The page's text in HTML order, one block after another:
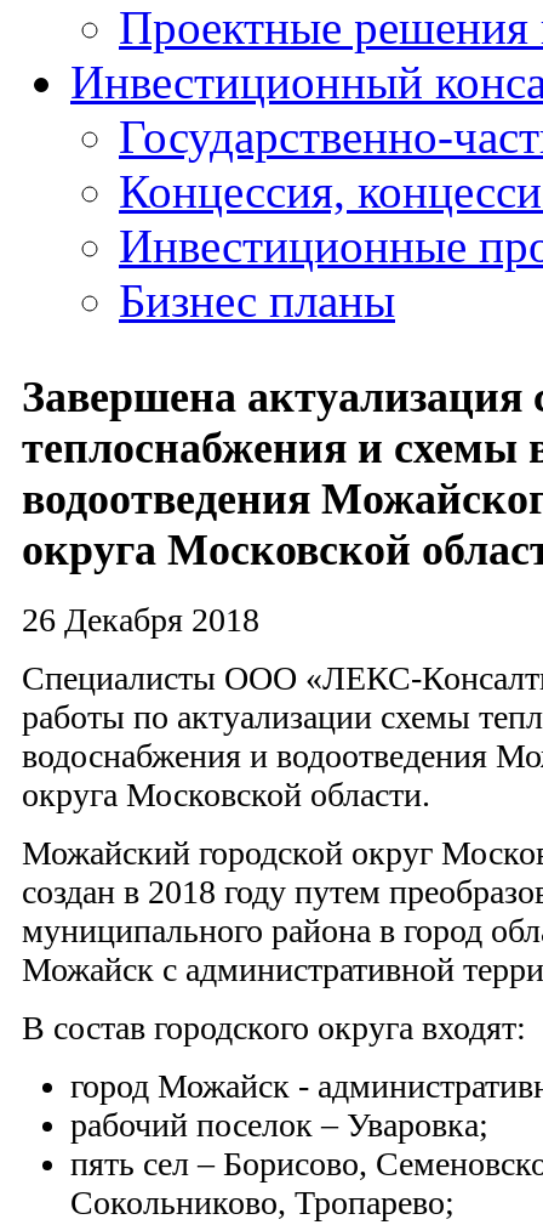
Проектные решения
Инвестиционный
Государственно-
Концессия,
Инвестиционные
Бизнес планы
Завершена актуализация
теплоснабжения и схемы
водоотведения
округа Московской
26 Декабря 2018
Специалисты ООО «ЛЕКС-
работы по актуализации схемы
водоснабжения и водоотведения
округа Московской области.
Можайский городской округ
создан в 2018 году путем
муниципального района в город
Можайск с административной
В состав городского округа входят:
город Можайск -
рабочий поселок – Уваровка;
пять сел – Борисово,
Сокольниково, Тропарево;